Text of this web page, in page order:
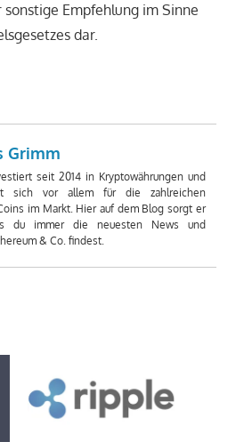
Empfehlung im Sinne
dar.
Grimm
seit 2014 in Kryptowährungen und
sich vor allem für die zahlreichen
im Markt. Hier auf dem Blog sorgt er
du immer die neuesten News und
& Co. findest.